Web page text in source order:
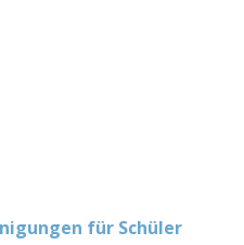
für Schüler